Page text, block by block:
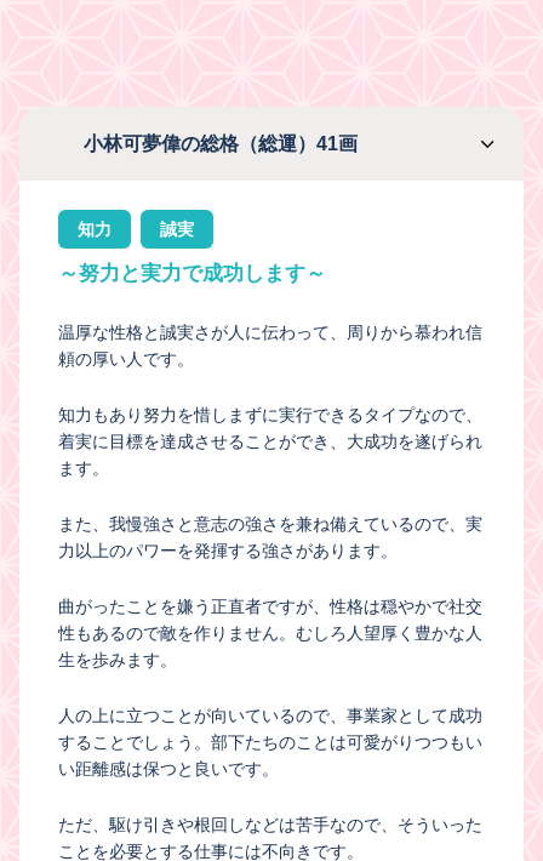
小林可夢偉の総格（総運）41画
知力 誠実
～努力と実力で成功します～
温厚な性格と誠実さが人に伝わって、周りから慕われ信
頼の厚い人です。
知力もあり努力を惜しまずに実行できるタイプなので、
着実に目標を達成させることができ、大成功を遂げられ
ます。
また、我慢強さと意志の強さを兼ね備えているので、実
力以上のパワーを発揮する強さがあります。
曲がったことを嫌う正直者ですが、性格は穏やかで社交
性もあるので敵を作りません。むしろ人望厚く豊かな人
生を歩みます。
人の上に立つことが向いているので、事業家として成功
することでしょう。部下たちのことは可愛がりつつもい
い距離感は保つと良いです。
ただ、駆け引きや根回しなどは苦手なので、そういった
ことを必要とする仕事には不向きです。